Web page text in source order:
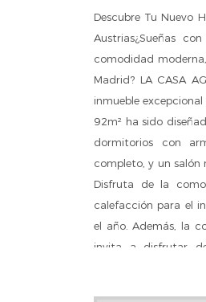
Descubre Tu Nuevo
Austrias¿Sueñas
comodidad
Madrid? LA CASA
inmueble
92m² ha sido
dormitorios con
completo, y un salón
Disfruta de la
calefacción para el
el año. Además, la
invita a disfrutar